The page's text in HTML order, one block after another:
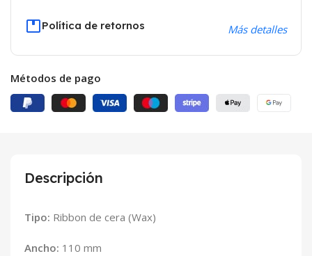
Política de retornos Más detalles
Métodos de pago
Descripción
Tipo: Ribbon de cera (Wax)
Ancho: 110 mm